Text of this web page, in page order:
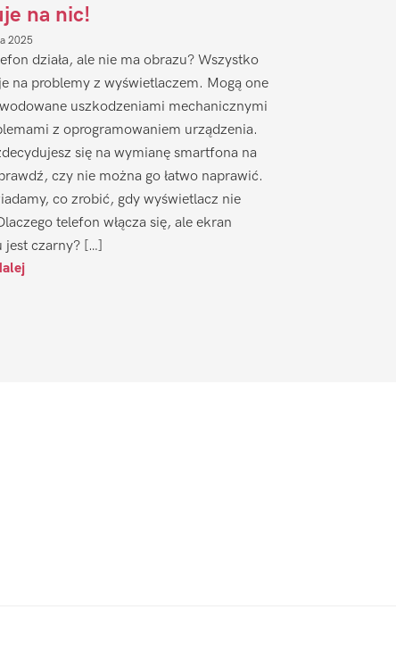
na nic!
2025
działa, ale nie ma obrazu? Wszystko
na problemy z wyświetlaczem. Mogą one
uszkodzeniami mechanicznymi
z oprogramowaniem urządzenia.
się na wymianę smartfona na
czy nie można go łatwo naprawić.
co zrobić, gdy wyświetlacz nie
telefon włącza się, ale ekran
jest czarny? […]